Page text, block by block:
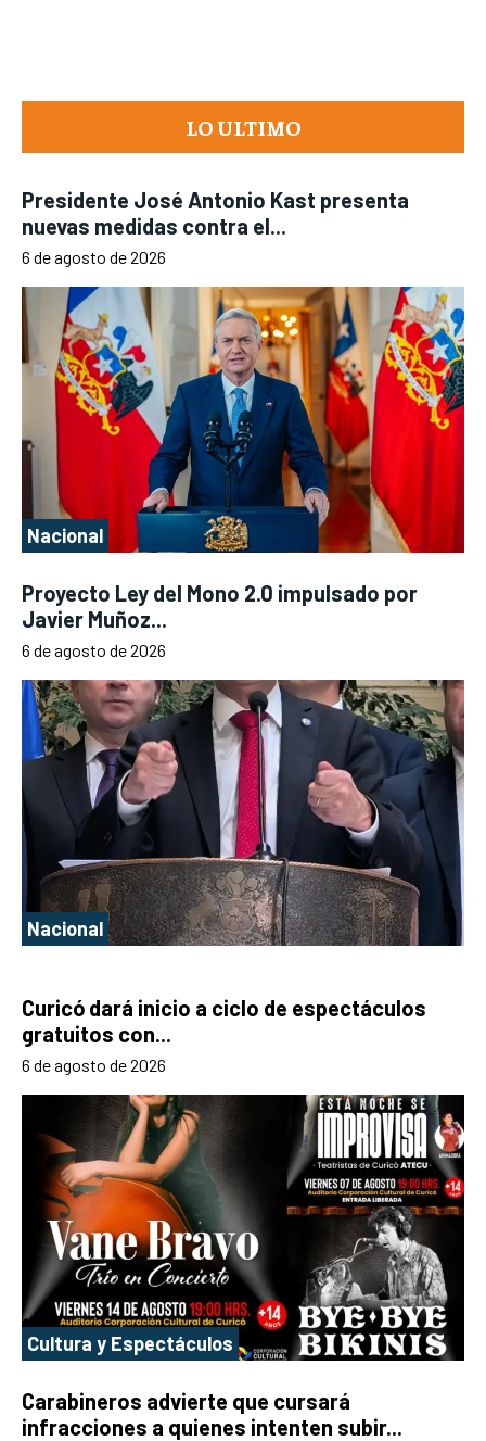
LO ULTIMO
Presidente José Antonio Kast presenta
nuevas medidas contra el...
6 de agosto de 2026
Nacional
Proyecto Ley del Mono 2.0 impulsado por
Javier Muñoz...
6 de agosto de 2026
Nacional
Curicó dará inicio a ciclo de espectáculos
gratuitos con...
6 de agosto de 2026
Cultura y Espectáculos
Carabineros advierte que cursará
infracciones a quienes intenten subir...